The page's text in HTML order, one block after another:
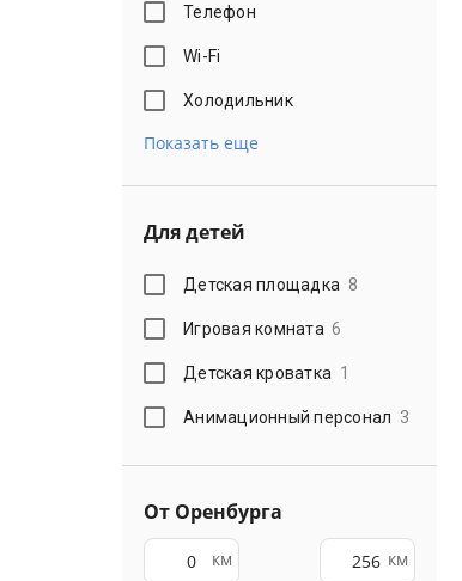
Телефон
Wi-Fi
Холодильник
Показать еще
Для детей
Детская площадка 8
Игровая комната 6
Детская кроватка 1
Анимационный персонал 3
От Оренбурга
км км